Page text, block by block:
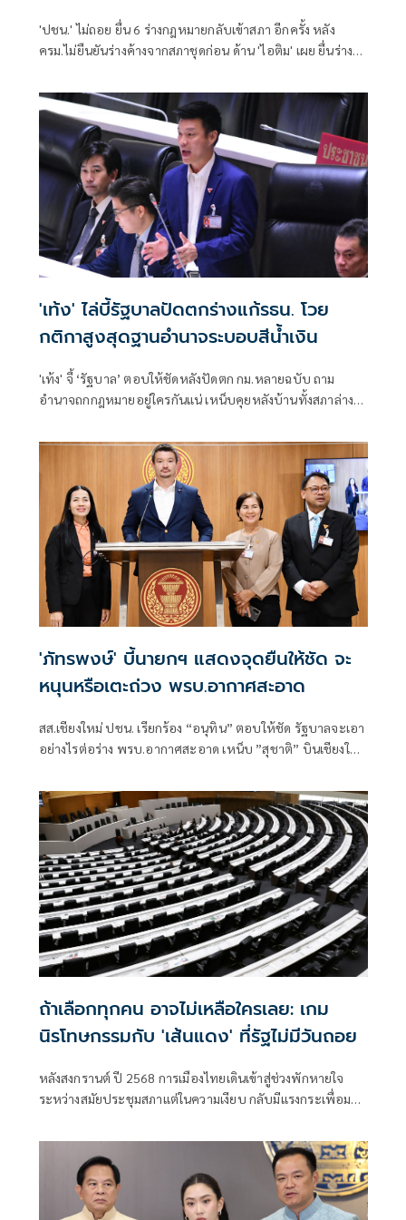
'ปชน.' ไม่ถอย ยื่น 6 ร่างกฎหมายกลับเข้าสภา อีกครั้ง หลัง
ครม.ไม่ยืนยันร่างค้างจากสภาชุดก่อน ด้าน 'ไอติม' เผย ยื่นร่าง
แล้ว
'เท้ง' ไล่บี้รัฐบาลปัดตกร่างแก้รธน. โวย
กติกาสูงสุดฐานอำนาจระบอบสีน้ำเงิน
'เท้ง' จี้ ‘รัฐบาล’ ตอบให้ชัดหลังปัดตก กม.หลายฉบับ ถาม
อำนาจถกกฎหมายอยู่ใครกันแน่ เหน็บคุยหลังบ้านทั้งสภาล่าง-
กำลังเป็นฐานอำนาจระบอบสีน้ำเงิน
'ภัทรพงษ์' บี้นายกฯ แสดงจุดยืนให้ชัด จะ
หนุนหรือเตะถ่วง พรบ.อากาศสะอาด
สส.เชียงใหม่ ปชน. เรียกร้อง “อนุทิน” ตอบให้ชัด รัฐบาลจะเอา
อย่างไรต่อร่าง พรบ.อากาศสะอาด เหน็บ ”สุชาติ” บินเชียงใหม่
คัดค้านแบบไร้เหตุผล ทั้งที่เป็นกมธ.แต่ไม่เคยโผล่ประชุม ทำตัว
ให้แย่ลง ย้ำภาคอุตสาหกรรมหากไม่ปล่อยมลพิษตามมาตรฐาน
ถ้าเลือกทุกคน อาจไม่เหลือใครเลย: เกม
นิรโทษกรรมกับ 'เส้นแดง' ที่รัฐไม่มีวันถอย
หลังสงกรานต์ ปี 2568 การเมืองไทยเดินเข้าสู่ช่วงพักหายใจ
ระหว่างสมัยประชุมสภาแต่ในความเงียบ กลับมีแรงกระเพื่อม
สภา